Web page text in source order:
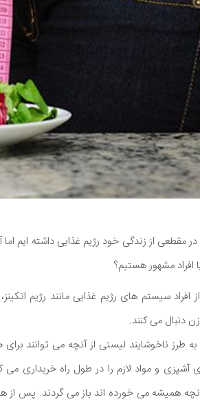
مقطعی از زندگی خود رژیم غذایی داشته ایم
افراد مشهور هستیم؟
دنبال می کنند.
طرز ناخوشایند لیستی از آنچه می توانند
آشپزی و مواد لازم را در طول راه خریداری می
همیشه می خورده اند باز می گردند. پس از